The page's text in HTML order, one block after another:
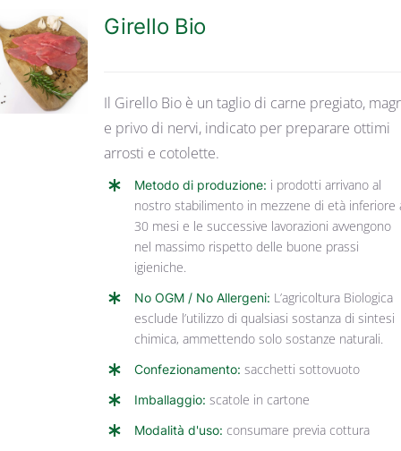
DETTAGLI
Girello Bio
Il Girello Bio è un taglio di carne pregiato,
e privo di nervi, indicato per preparare ottimi
arrosti e cotolette.
Metodo di produzione: i prodotti arrivano al
nostro stabilimento in mezzene di età inferiore
30 mesi e le successive lavorazioni avvengono
nel massimo rispetto delle buone prassi
igieniche.
No OGM / No Allergeni: L’agricoltura Biologica
esclude l’utilizzo di qualsiasi sostanza di sintesi
chimica, ammettendo solo sostanze naturali.
Confezionamento: sacchetti sottovuoto
Imballaggio: scatole in cartone
Modalità d'uso: consumare previa cottura